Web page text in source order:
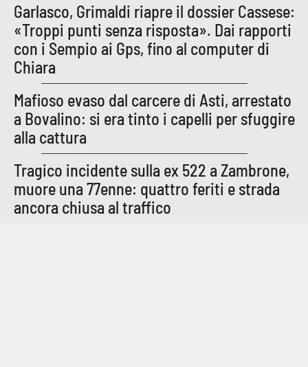
Garlasco, Grimaldi riapre il dossier Cassese:
«Troppi punti senza risposta». Dai rapporti
con i Sempio ai Gps, fino al computer di
Chiara
Mafioso evaso dal carcere di Asti, arrestato
a Bovalino: si era tinto i capelli per sfuggire
alla cattura
Tragico incidente sulla ex 522 a Zambrone,
muore una 77enne: quattro feriti e strada
ancora chiusa al traffico